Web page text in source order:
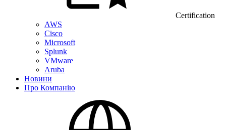
Certification
AWS
Cisco
Microsoft
Splunk
VMware
Aruba
Новини
Про Компанію